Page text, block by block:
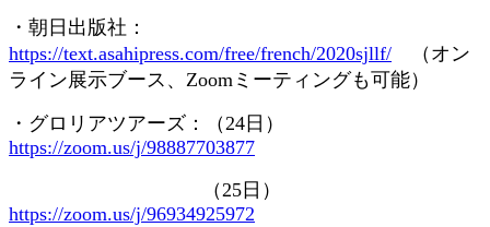
・朝日出版社：
https://text.asahipress.com/free/french/2020sjllf/ （オン
ライン展示ブース、 Zoom ミーティングも可能）
・グロリアツアーズ：（24 日）
https://zoom.us/j/98887703877
（25 日）
https://zoom.us/j/96934925972